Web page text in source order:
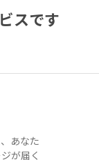
スです
あなた
が届く